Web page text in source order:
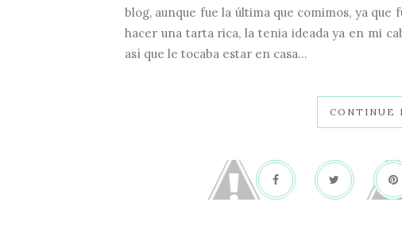
blog, aunque fue la última que comimos, ya
hacer una tarta rica, la tenia ideada ya en mi
así que le tocaba estar en casa...
CONTINUE